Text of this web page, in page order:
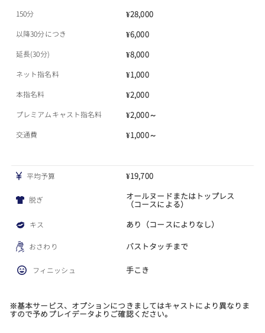
150分 ¥28,000
以降30分につき ¥6,000
延長(30分) ¥8,000
ネット指名料 ¥1,000
本指名料 ¥2,000
プレミアムキャスト指名料 ¥2,000～
交通費 ¥1,000～
平均予算 ¥19,700
脱ぎ オールヌードまたはトップレス
（コースによる）
キス あり（コースによりなし）
おさわり バストタッチまで
フィニッシュ 手こき
※基本サービス、オプションにつきましてはキャストにより異なりま
すので予めプレイデータよりご確認ください。